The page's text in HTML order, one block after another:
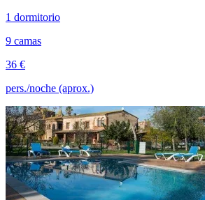
1 dormitorio
9 camas
36 €
pers./noche (aprox.)